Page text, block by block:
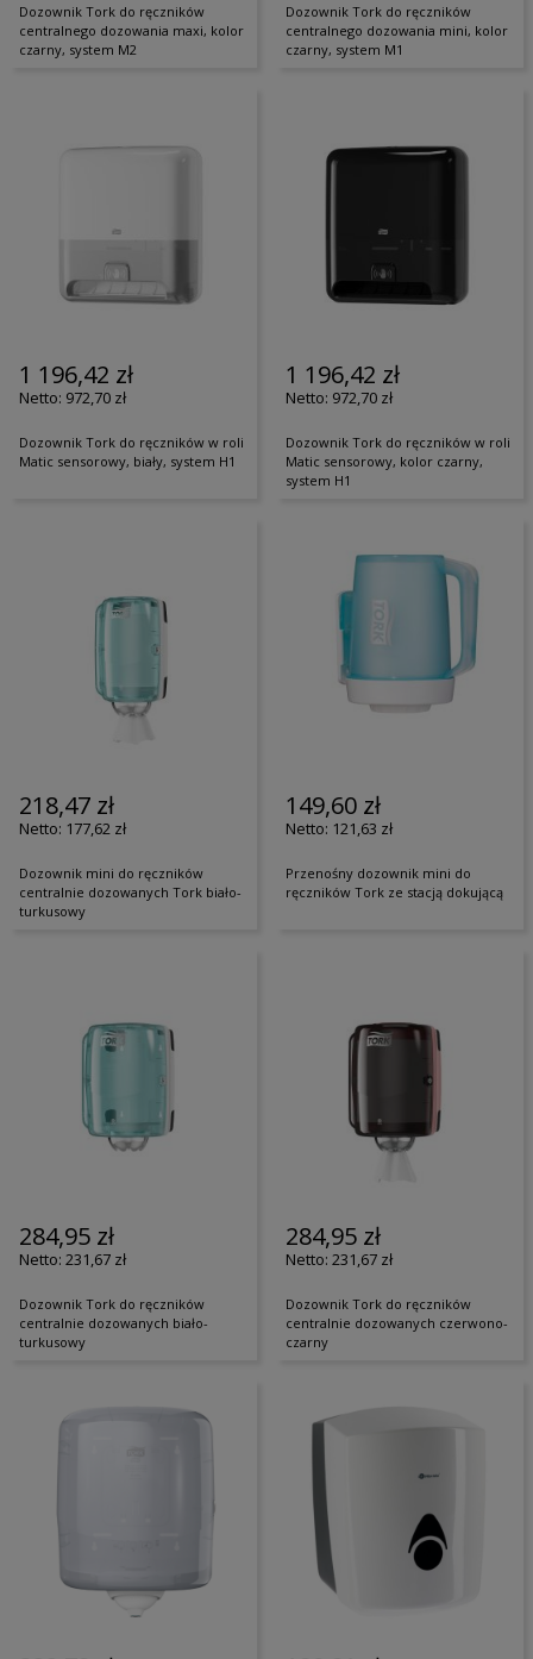
Dozownik Tork do ręczników
centralnego dozowania maxi, kolor
czarny, system M2
Dozownik Tork do ręczników
centralnego dozowania mini, kolor
czarny, system M1
1 196,42 zł
972,70 zł
Dozownik Tork do ręczników w roli
Matic sensorowy, biały, system H1
1 196,42 zł
972,70 zł
Dozownik Tork do ręczników w roli
Matic sensorowy, kolor czarny,
system H1
218,47 zł
177,62 zł
Dozownik mini do ręczników
centralnie dozowanych Tork biało-
turkusowy
149,60 zł
121,63 zł
Przenośny dozownik mini do
ręczników Tork ze stacją dokującą
284,95 zł
231,67 zł
Dozownik Tork do ręczników
centralnie dozowanych biało-
turkusowy
284,95 zł
231,67 zł
Dozownik Tork do ręczników
centralnie dozowanych czerwono-
czarny